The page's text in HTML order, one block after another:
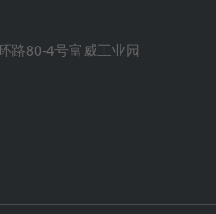
路80-4号富威工业园